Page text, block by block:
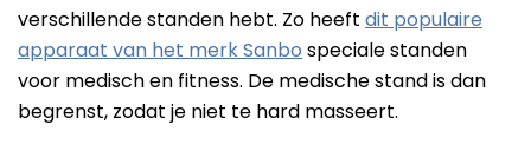
verschillende standen hebt. Zo heeft dit populaire
apparaat van het merk Sanbo speciale standen
voor medisch en fitness. De medische stand is dan
begrenst, zodat je niet te hard masseert.